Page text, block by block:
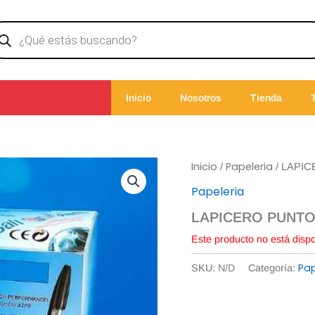
Inicio Nosotros Tienda
Inicio / Papeleria /
Papeleria
LAPICERO
Este producto no está
SKU: N/D Categoría: